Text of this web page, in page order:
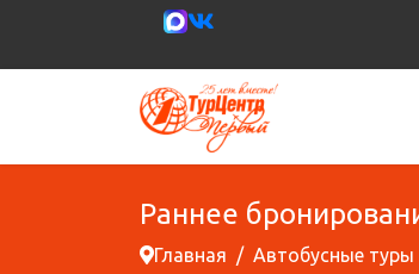
Раннее
Главная Автобусные туры